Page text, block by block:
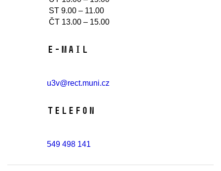
ST 9.00 – 11.00
ČT 13.00 – 15.00
E-mail
u3v@rect.muni.cz
Telefon
549 498 141